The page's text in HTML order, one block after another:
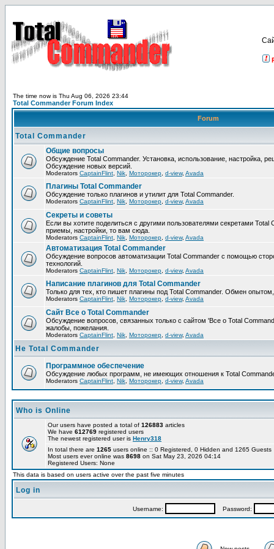
The time now is Thu Aug 06, 2026 23:44
Total Commander Forum Index
Forum
Total Commander
Общие вопросы
Обсуждение Total Commander. Установка, использование, настройка,
Обсуждение новых версий.
Moderators CaptainFlint Nik Моторокер d-view, Avada
Плагины Total Commander
Обсуждение только плагинов и утилит для Total Commander.
Moderators CaptainFlint Nik Моторокер d-view, Avada
Секреты и советы
Если вы хотите поделиться с другими пользователями секретами Total
приемы, настройки, то вам сюда.
Moderators CaptainFlint Nik Моторокер d-view, Avada
Автоматизация Total Commander
Обсуждение вопросов автоматизации Total Commander с помощью
технологий.
Moderators CaptainFlint Nik Моторокер d-view, Avada
Написание плагинов для Total Commander
Только для тех, кто пишет плагины под Total Commander. Обмен
Moderators CaptainFlint Nik Моторокер d-view, Avada
Сайт Все о Total Commander
Обсуждение вопросов, связанных только с сайтом 'Все о Total
жалобы, пожелания.
Moderators CaptainFlint Nik Моторокер d-view, Avada
Не Total Commander
Программное обеспечение
Обсуждение любых программ, не имеющих отношения к Total
Moderators CaptainFlint Nik Моторокер d-view, Avada
Who is Online
Our users have posted a total of 126883 articles
We have 612769 registered users
The newest registered user is Henry318
In total there are 1265 users online :: 0 Registered, 0 Hidden and 1265
Most users ever online was 8698 on Sat May 23, 2026 04:14
Registered Users: None
This data is based on users active over the past five minutes
Log in
Username: Password: